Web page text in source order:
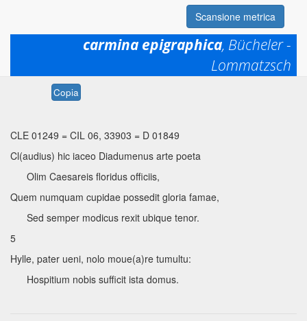
Scansione metrica
carmina epigraphica, Bücheler -
Lommatzsch
https://www.mqdq.it/textsce/CE|ce|1249
Copia
CLE 01249 = CIL 06, 33903 = D 01849
Cl(audius) hic iaceo Diadumenus arte poeta
Olim Caesareis floridus officiis,
Quem numquam cupidae possedit gloria famae,
Sed semper modicus rexit ubique tenor.
5
Hylle, pater ueni, nolo moue(a)re tumultu:
Hospitium nobis sufficit ista domus.